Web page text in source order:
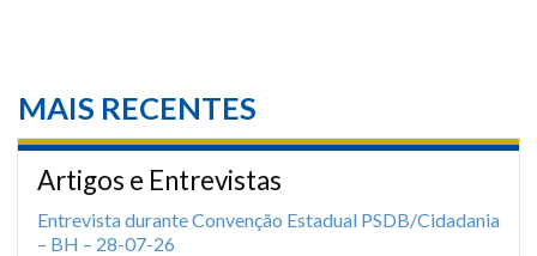
MAIS RECENTES
Artigos e Entrevistas
Entrevista durante Convenção Estadual PSDB/Cidadania
– BH – 28-07-26